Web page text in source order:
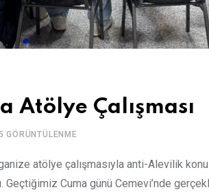
Çalışması
GÖRÜNTÜLENME
atölye çalışmasıyla anti-Alevilik
Geçtiğimiz Cuma günü Cemevi’nde